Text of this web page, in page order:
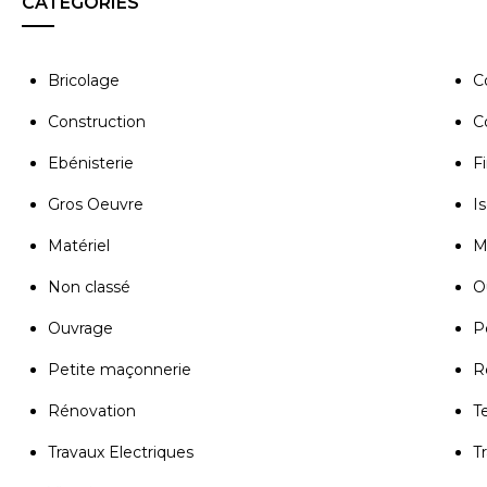
Bricolage
Construction
Ebénisterie
Gros Oeuvre
Matériel
Non classé
Ouvrage
Petite maçonnerie
Rénovation
Travaux Electriques